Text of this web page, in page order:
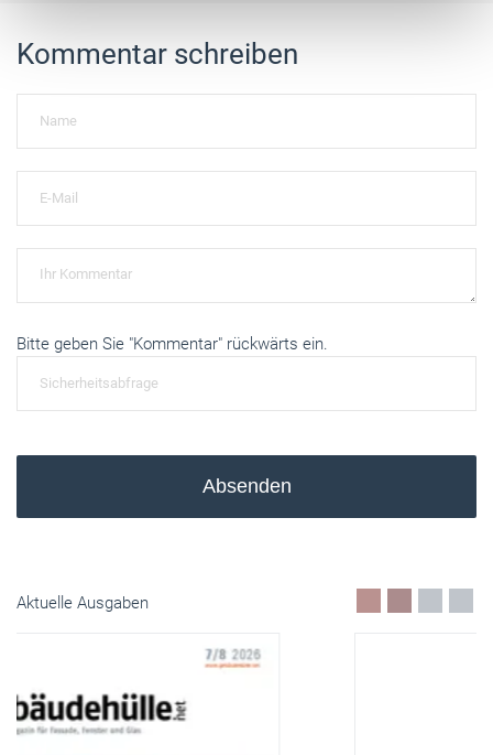
Kommentar schreiben
Bitte geben Sie "Kommentar" rückwärts ein.
Absenden
Aktuelle Ausgaben